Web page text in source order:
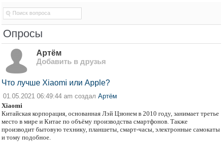
Опросы
Артём
Добавить в друзья
Что лучше Xiaomi или Apple?
01.05.2021 06:49:44 am создал Артём
Xiaomi
Китайская корпорация, основанная Лэй Цзюнем в 2010 году, занимает третье
место в мире и Китае по объёму производства смартфонов. Также
производит бытовую технику, планшеты, смарт-часы, электронные самокаты
и тому подобное.